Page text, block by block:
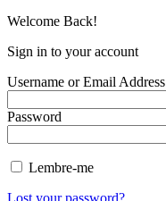
Welcome Back!
Sign in to your account
Username or Email Address
Password
Lembre-me